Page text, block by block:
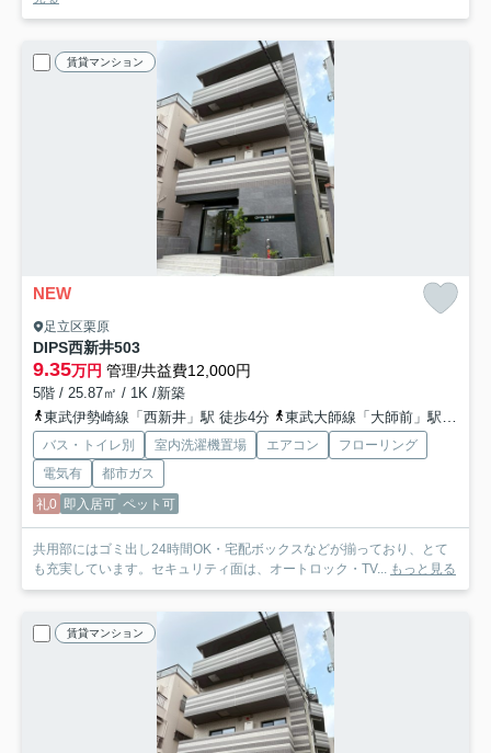
賃貸マンション
NEW
足立区栗原
DIPS西新井503
9.35万円 管理/共益費12,000円
5階 / 25.87㎡ / 1K /新築
東武伊勢崎線「西新井」駅 徒歩4分
東武大師線「大師前」駅 徒歩14分
バス・トイレ別 室内洗濯機置場 エアコン
フローリング
電気有
都市ガス
礼0 即入居可 ペット可
共用部にはゴミ出し24時間OK・宅配ボックスなどが揃っており、とて
も充実しています。セキュリティ面は、オートロック・TV... もっと見る
賃貸マンション